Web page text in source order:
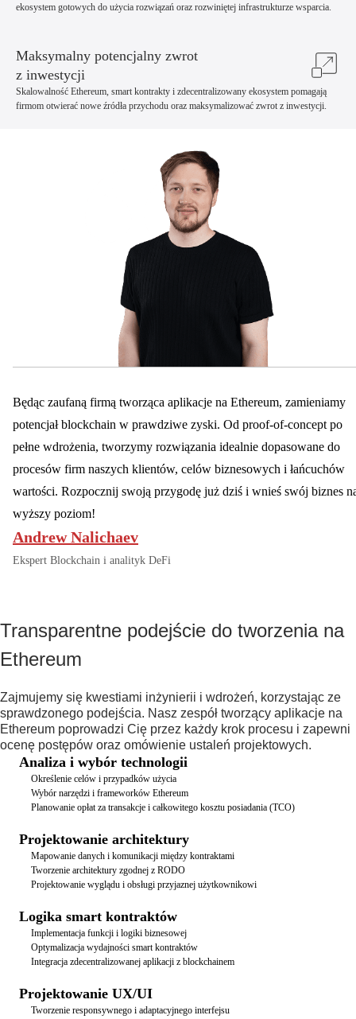
ekosystem gotowych do użycia rozwiązań oraz rozwiniętej infrastrukturze wsparcia.
Maksymalny potencjalny zwrot
z inwestycji
Skalowalność Ethereum, smart kontrakty i zdecentralizowany ekosystem pomagają
firmom otwierać nowe źródła przychodu oraz maksymalizować zwrot z inwestycji.
Będąc zaufaną firmą tworząca aplikacje na Ethereum, zamieniamy
potencjał blockchain w prawdziwe zyski. Od proof-of-concept po
pełne wdrożenia, tworzymy rozwiązania idealnie dopasowane do
procesów firm naszych klientów, celów biznesowych i łańcuchów
wartości. Rozpocznij swoją przygodę już dziś i wnieś swój biznes
wyższy poziom!
Andrew Nalichaev
Ekspert Blockchain i analityk DeFi
Transparentne podejście do tworzenia na
Ethereum
Zajmujemy się kwestiami inżynierii i wdrożeń, korzystając ze
sprawdzonego podejścia. Nasz zespół tworzący aplikacje na
Ethereum poprowadzi Cię przez każdy krok procesu i zapewni
ocenę postępów oraz omówienie ustaleń projektowych.
Analiza i wybór technologii
Określenie celów i przypadków użycia
Wybór narzędzi i frameworków Ethereum
Planowanie opłat za transakcje i całkowitego kosztu posiadania (TCO)
Projektowanie architektury
Mapowanie danych i komunikacji między kontraktami
Tworzenie architektury zgodnej z RODO
Projektowanie wyglądu i obsługi przyjaznej użytkownikowi
Logika smart kontraktów
Implementacja funkcji i logiki biznesowej
Optymalizacja wydajności smart kontraktów
Integracja zdecentralizowanej aplikacji z blockchainem
Projektowanie UX/UI
Tworzenie responsywnego i adaptacyjnego interfejsu